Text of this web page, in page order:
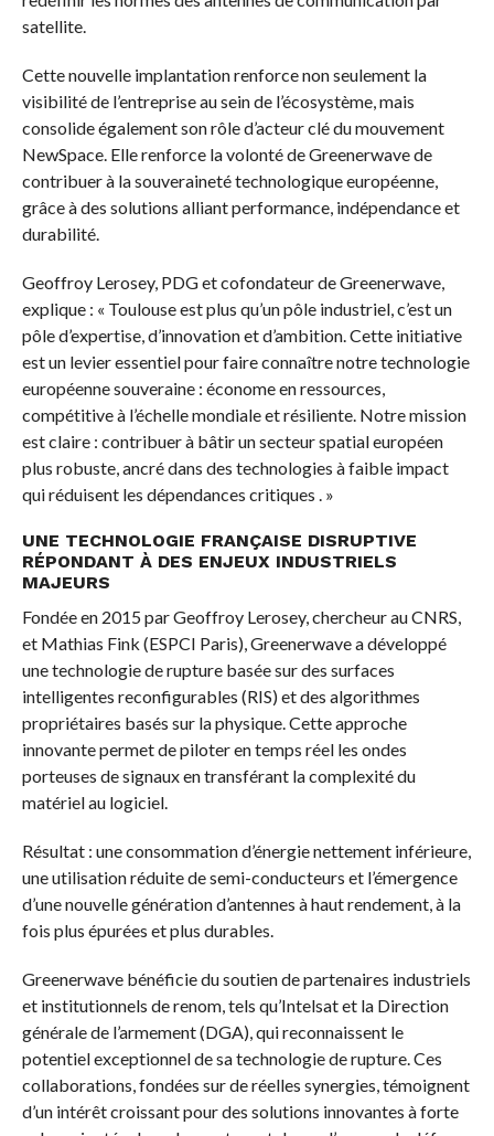
satellite.
Cette nouvelle implantation renforce non seulement la
visibilité de l’entreprise au sein de l’écosystème, mais
consolide également son rôle d’acteur clé du mouvement
NewSpace. Elle renforce la volonté de Greenerwave de
contribuer à la souveraineté technologique européenne,
grâce à des solutions alliant performance, indépendance et
durabilité.
Geoffroy Lerosey, PDG et cofondateur de Greenerwave,
explique : « Toulouse est plus qu’un pôle industriel, c’est un
pôle d’expertise, d’innovation et d’ambition. Cette initiative
est un levier essentiel pour faire connaître notre technologie
européenne souveraine : économe en ressources,
compétitive à l’échelle mondiale et résiliente. Notre mission
est claire : contribuer à bâtir un secteur spatial européen
plus robuste, ancré dans des technologies à faible impact
qui réduisent les dépendances critiques . »
UNE TECHNOLOGIE FRANÇAISE DISRUPTIVE
RÉPONDANT À DES ENJEUX INDUSTRIELS
MAJEURS
Fondée en 2015 par Geoffroy Lerosey, chercheur au CNRS,
et Mathias Fink (ESPCI Paris), Greenerwave a développé
une technologie de rupture basée sur des surfaces
intelligentes reconfigurables (RIS) et des algorithmes
propriétaires basés sur la physique. Cette approche
innovante permet de piloter en temps réel les ondes
porteuses de signaux en transférant la complexité du
matériel au logiciel.
Résultat : une consommation d’énergie nettement inférieure,
une utilisation réduite de semi-conducteurs et l’émergence
d’une nouvelle génération d’antennes à haut rendement, à la
fois plus épurées et plus durables.
Greenerwave bénéficie du soutien de partenaires industriels
et institutionnels de renom, tels qu’Intelsat et la Direction
générale de l’armement (DGA), qui reconnaissent le
potentiel exceptionnel de sa technologie de rupture. Ces
collaborations, fondées sur de réelles synergies, témoignent
d’un intérêt croissant pour des solutions innovantes à forte